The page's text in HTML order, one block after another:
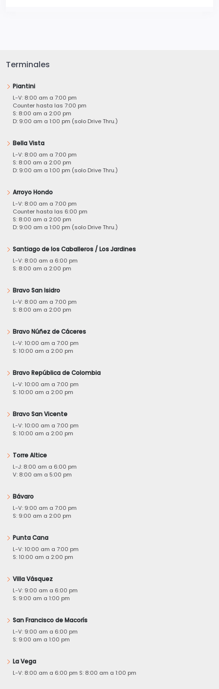
Terminales
Piantini
L-V: 8:00 am a 7:00 pm
Counter hasta las 7:00 pm
S: 8:00 am a 2:00 pm
D: 9:00 am a 1:00 pm (solo Drive Thru.)
Bella Vista
L-V: 8:00 am a 7:00 pm
S: 8:00 am a 2:00 pm
D: 9:00 am a 1:00 pm (solo Drive Thru.)
Arroyo Hondo
L-V: 8:00 am a 7:00 pm
Counter hasta las 6:00 pm
S: 8:00 am a 2:00 pm
D: 9:00 am a 1:00 pm (solo Drive Thru.)
Santiago de los Caballeros / Los Jardines
L-V: 8:00 am a 6:00 pm
S: 8:00 am a 2:00 pm
Bravo San Isidro
L-V: 8:00 am a 7:00 pm
S: 8:00 am a 2:00 pm
Bravo Núñez de Cáceres
L-V: 10:00 am a 7:00 pm
S: 10:00 am a 2:00 pm
Bravo República de Colombia
L-V: 10:00 am a 7:00 pm
S: 10:00 am a 2:00 pm
Bravo San Vicente
L-V: 10:00 am a 7:00 pm
S: 10:00 am a 2:00 pm
Torre Altice
L-J: 8:00 am a 6:00 pm
V: 8:00 am a 5:00 pm
Bávaro
L-V: 9:00 am a 7:00 pm
S: 9:00 am a 2:00 pm
Punta Cana
L-V: 10:00 am a 7:00 pm
S: 10:00 am a 2:00 pm
Villa Vásquez
L-V: 9:00 am a 6:00 pm
S: 9:00 am a 1:00 pm
San Francisco de Macorís
L-V: 9:00 am a 6:00 pm
S: 9:00 am a 1:00 pm
La Vega
L-V: 8:00 am a 6:00 pm S: 8:00 am a 1:00 pm